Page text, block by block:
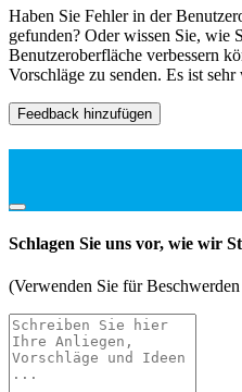
Haben Sie Fehler in der
gefunden? Oder wissen Sie, wie
Benutzeroberfläche verbessern
Vorschläge zu senden. Es ist
Feedback hinzufügen
Schlagen Sie uns vor, wie wir
(Verwenden Sie für Beschwerden